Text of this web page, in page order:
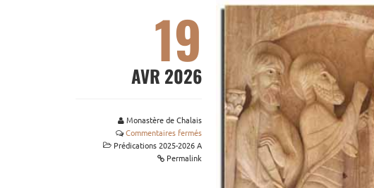
19
AVR 2026
Monastère de Chalais
Commentaires fermés
Prédications 2025-2026 A
Permalink